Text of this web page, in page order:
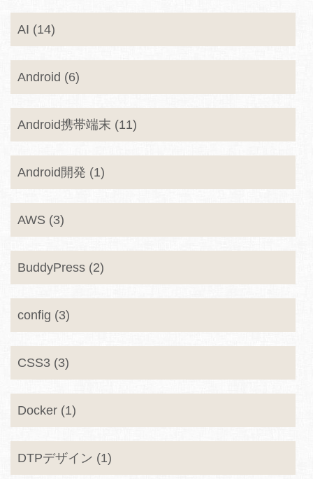
AI (14)
Android (6)
Android携帯端末 (11)
Android開発 (1)
AWS (3)
BuddyPress (2)
config (3)
CSS3 (3)
Docker (1)
DTPデザイン (1)